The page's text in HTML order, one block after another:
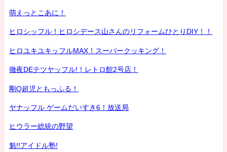
萌えっとこあに！
ヒロシッフル！ヒロシデース山さんのリフォームひとりDIY！！
ヒロユキユキッフルMAX！スーパークッキング！
徹夜DEテツヤッフル!！レトロ館2号店！
剛Q超児ともっふる！
ヤナッフル ゲームだいすき6！放送局
ヒウラー総統の野望
魁!!アイドル塾!